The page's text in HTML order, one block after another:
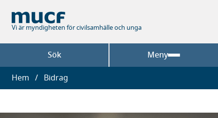
huvudinnehåll
Vi är myndigheten för civilsamhälle och unga
Sök Meny
Länkstig
Hem Bidrag